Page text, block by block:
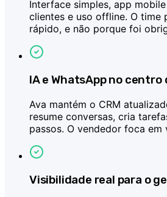
Interface simples, app
clientes e uso offline. O time
rápido, e não porque foi
IA e WhatsApp no centro
Ava mantém o CRM
resume conversas, cria
passos. O vendedor foca em
Visibilidade real para o